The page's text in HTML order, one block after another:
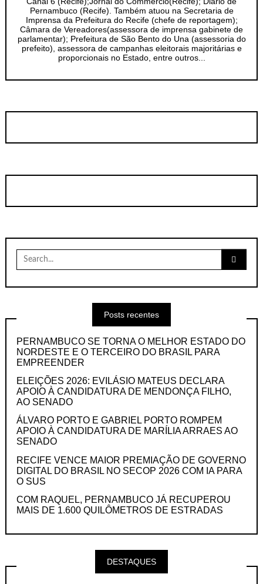
Pernambuco (Recife). Também atuou na Secretaria de
Imprensa da Prefeitura do Recife (chefe de reportagem);
Câmara de Vereadores(assessora de imprensa gabinete de
parlamentar); Prefeitura de São Bento do Una (assessoria do
prefeito), assessora de campanhas eleitorais majoritárias e
proporcionais no Estado, entre outros...
Search
for:
Posts recentes
PERNAMBUCO SE TORNA O MELHOR ESTADO DO
NORDESTE E O TERCEIRO DO BRASIL PARA
EMPREENDER
ELEIÇÕES 2026: EVILÁSIO MATEUS DECLARA
APOIO À CANDIDATURA DE MENDONÇA FILHO,
AO SENADO
ÁLVARO PORTO E GABRIEL PORTO ROMPEM
APOIO À CANDIDATURA DE MARÍLIA ARRAES AO
SENADO
RECIFE VENCE MAIOR PREMIAÇÃO DE GOVERNO
DIGITAL DO BRASIL NO SECOP 2026 COM IA PARA
O SUS
COM RAQUEL, PERNAMBUCO JÁ RECUPEROU
MAIS DE 1.600 QUILÔMETROS DE ESTRADAS
DESTAQUES